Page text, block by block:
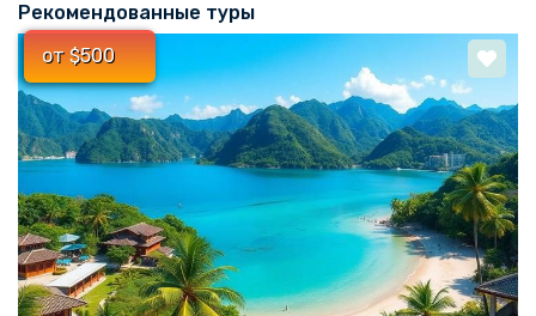
Войти
Зарегистрироваться
support@world-travel.uz
Рекомендованные туры
от $500